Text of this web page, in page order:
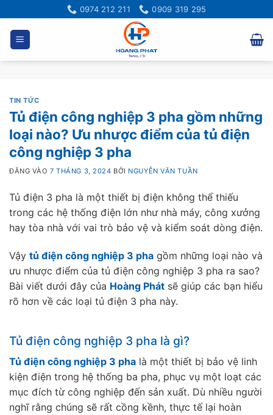
qua
dung
0974 212 211 0909 319 295
TIN TỨC
Tủ điện công nghiệp 3 pha gồm những
loại nào? Ưu nhược điểm của tủ điện
công nghiệp 3 pha
ĐĂNG VÀO7 THÁNG 3, 2024 BỞI NGUYỄN VĂN TUẦN
Tủ điện 3 pha là một thiết bị điện không thể thiếu
trong các hệ thống điện lớn như nhà máy, công xưởng
hay tòa nhà với vai trò bảo vệ và kiểm soát dòng điện.
Vậy tủ điện công nghiệp 3 pha gồm những loại nào và
ưu nhược điểm của tủ điện công nghiệp 3 pha ra sao?
Bài viết dưới đây của Hoàng Phát sẽ giúp các bạn hiểu
rõ hơn về các loại tủ điện 3 pha này.
Tủ điện công nghiệp 3 pha là gì?
Tủ điện công nghiệp 3 pha là một thiết bị bảo vệ linh
kiện điện trong hệ thống ba pha, phục vụ một loạt các
mục đích từ công nghiệp đến sản xuất. Dù nhiều người
nghĩ rằng chúng sẽ rất cồng kềnh, thực tế lại hoàn